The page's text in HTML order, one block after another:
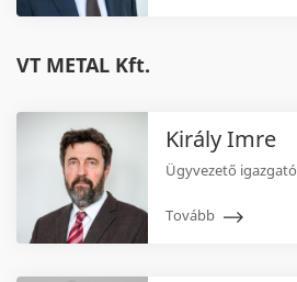
VT METAL Kft.
Király Imre
Ügyvezető igazgató
Tovább